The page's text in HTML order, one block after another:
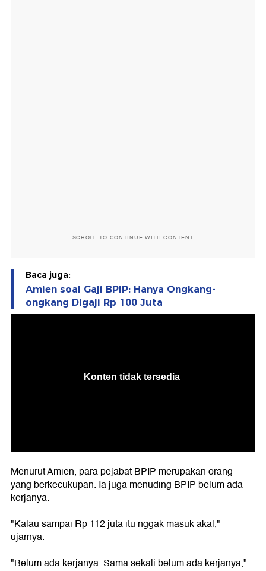
SCROLL TO CONTINUE WITH CONTENT
Baca juga:
Amien soal Gaji BPIP: Hanya Ongkang-
ongkang Digaji Rp 100 Juta
Menurut Amien, para pejabat BPIP merupakan orang
yang berkecukupan. Ia juga menuding BPIP belum ada
kerjanya.
"Kalau sampai Rp 112 juta itu nggak masuk akal,"
ujarnya.
"Belum ada kerjanya. Sama sekali belum ada kerjanya,"